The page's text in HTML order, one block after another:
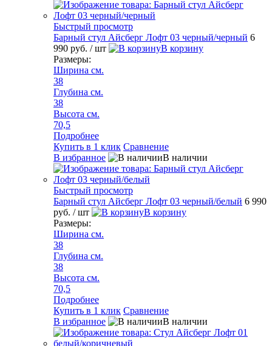
Быстрый просмотр
Барный стул Айсберг Лофт 03 черный/черный 6
990 руб. / шт
В корзину
Размеры:
Ширина см.
38
Глубина см.
38
Высота см.
70,5
Подробнее
Купить в 1 клик Сравнение
В избранное
В наличии
Быстрый просмотр
Барный стул Айсберг Лофт 03 черный/белый 6 990
руб. / шт
В корзину
Размеры:
Ширина см.
38
Глубина см.
38
Высота см.
70,5
Подробнее
Купить в 1 клик Сравнение
В избранное
В наличии